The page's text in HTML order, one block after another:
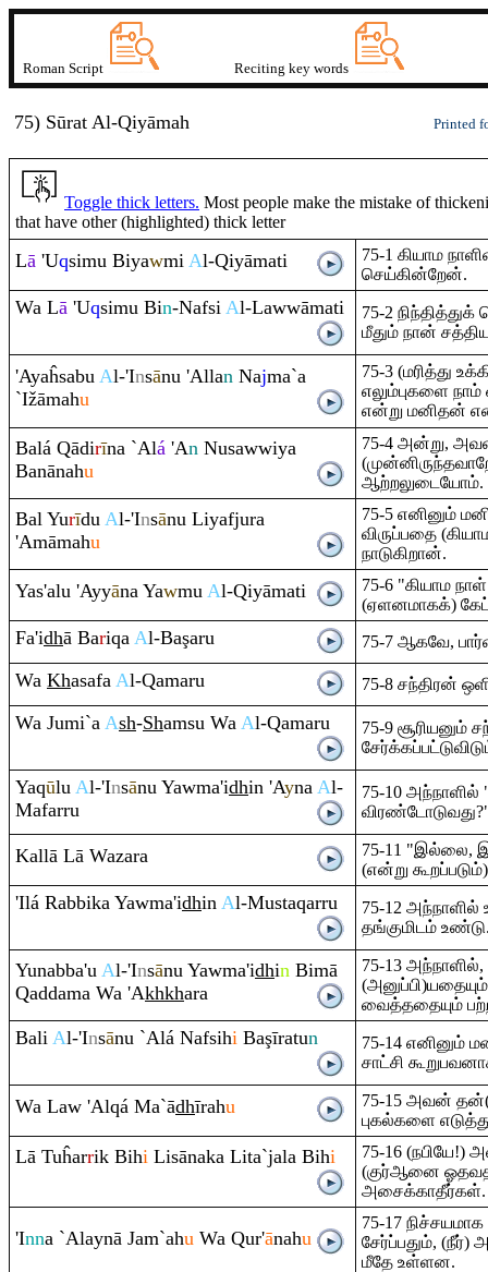
Roman Script Reciting key words
75) Sūrat Al-Qiyāmah Printed
Toggle thick letters. Most people make the mistake of
that have other (highlighted) thick letter
Lā 'Uqsimu Biyawmi Al-Qiyāmati
75-1 கியாம
செய்கின்றேன்.
Wa Lā 'Uqsimu Bin-Nafsi Al-Lawwāmati
75-2
மீதும் நான்
'Ayaĥsabu Al-'Insānu 'Allan Najma`a
`Ižāmahu
75-3 (மரித்து
எலும்புகளை
என்று மனிதன்
Balá Qādirīna `Alá 'An Nusawwiya
Banānahu
75-4 அன்று,
ஆற்றலுடையோம்.
Bal Yurīdu Al-'Insānu Liyafjura
'Amāmahu
75-5 எனினும்
விருப்பதை
நாடுகிறான்.
Yas'alu 'Ayyāna Yawmu Al-Qiyāmati
75-6 "கியாம
(ஏளனமாகக்)
Fa'idhā Bariqa Al-Başaru 75-7 ஆகவே,
Wa Khasafa Al-Qamaru 75-8 சந்திரன்
Wa Jumi`a Ash-Shamsu Wa Al-Qamaru
75-9 சூரியனும்
Yaqūlu Al-'Insānu Yawma'idhin 'Ayna Al-
Mafarru
75-10
Kallā Lā Wazara
75-11 "இல்லை,
(என்று
'Ilá Rabbika Yawma'idhin Al-Mustaqarru
75-12
தங்குமிடம்
Yunabba'u Al-'Insānu Yawma'idhin Bimā
Qaddama Wa 'Akhkhara
75-13
வைத்ததையும்
Bali Al-'Insānu `Alá Nafsihi Başīratun
75-14 எனினும்
சாட்சி
Wa Law 'Alqá Ma`ādhīrahu
75-15 அவன்
புகல்களை
Lā Tuĥarrik Bihi Lisānaka Lita`jala Bihi
75-16 (நபியே!)
(குர்ஆனை
அசைக்காதீர்கள்.
'Inna `Alaynā Jam`ahu Wa Qur'ānahu
75-17
சேர்ப்பதும், (நீர்)
மீதே உள்ளன.